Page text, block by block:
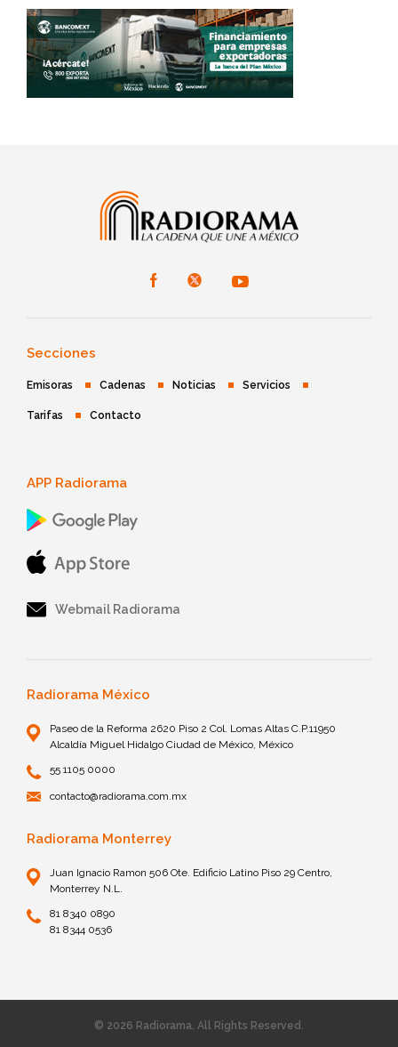
Secciones
Emisoras Cadenas Noticias Servicios
Tarifas Contacto
APP Radiorama
Webmail Radiorama
Radiorama México
Paseo de la Reforma 2620 Piso 2 Col. Lomas Altas C.P.11950
Alcaldía Miguel Hidalgo Ciudad de México, México
55 1105 0000
contacto@radiorama.com.mx
Radiorama Monterrey
Juan Ignacio Ramon 506 Ote. Edificio Latino Piso 29 Centro,
Monterrey N.L.
81 8340 0890
81 8344 0536
© 2026 Radiorama. All Rights Reserved.